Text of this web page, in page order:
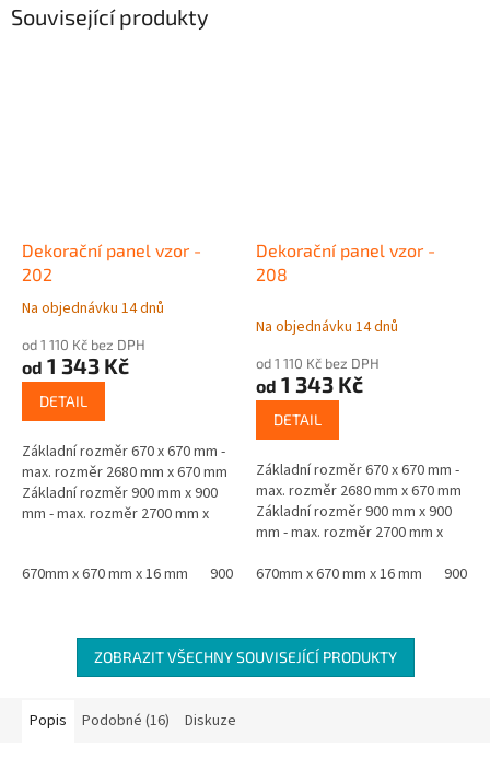
Související produkty
Dekorační panel vzor -
202
Průměrné
produktu
je
hvězdiček.
Na objednávku 14 dnů
od 1 110 Kč bez DPH
od 1 343 Kč
DETAIL
Základní rozměr 670 x 670 mm -
max. rozměr 2680 mm x 670 mm
Základní rozměr 900 mm x 900
mm - max. rozměr 2700 mm x
670mm x 670 mm x 16 mm
900 mm x 900 mm x 16 mm
Dekorační panel vzor -
208
Na objednávku 14 dnů
od 1 110 Kč bez DPH
od 1 343 Kč
DETAIL
Základní rozměr 670 x 670 mm -
max. rozměr 2680 mm x 670 mm
Základní rozměr 900 mm x 900
mm - max. rozměr 2700 mm x
MDF oboustranně laminovaná...
670mm x 670 mm x 16 mm 900
ZOBRAZIT VŠECHNY SOUVISEJÍCÍ PRODUKTY
Popis Podobné (16) Diskuze